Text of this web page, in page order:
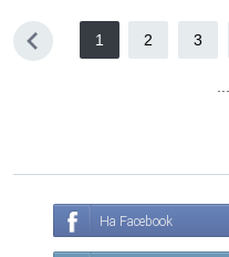
1 2 3
На Facebook